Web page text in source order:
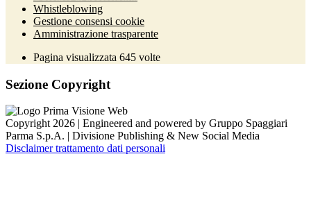
Whistleblowing
Gestione consensi cookie
Amministrazione trasparente
Pagina visualizzata 645 volte
Sezione Copyright
Copyright 2026 | Engineered and powered by Gruppo Spaggiari
Parma S.p.A. | Divisione Publishing & New Social Media
Disclaimer trattamento dati personali